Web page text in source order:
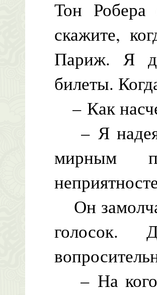
Тон Робера
скажите,
Париж. Я
билеты.
– Как
– Я
мирным
Он
голосок.
– На кого